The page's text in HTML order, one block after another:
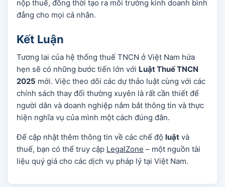
nộp thuế, đồng thời tạo ra môi trường kinh doanh bình
đẳng cho mọi cá nhân.
Kết Luận
Tương lai của hệ thống thuế TNCN ở Việt Nam hứa
hẹn sẽ có những bước tiến lớn với Luật Thuế TNCN
2025 mới. Việc theo dõi các dự thảo luật cùng với các
chính sách thay đổi thường xuyên là rất cần thiết để
người dân và doanh nghiệp nắm bắt thông tin và thực
hiện nghĩa vụ của mình một cách đúng đắn.
Để cập nhật thêm thông tin về các chế độ luật và
thuế, bạn có thể truy cập LegalZone – một nguồn tài
liệu quý giá cho các dịch vụ pháp lý tại Việt Nam.